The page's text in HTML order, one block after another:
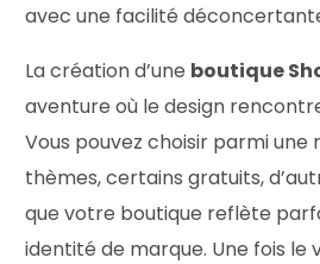
avec une facilité
La création d’une boutique
aventure où le design
Vous pouvez choisir parmi une
thèmes, certains gratuits,
que votre boutique reflète
identité de marque. Une fois le